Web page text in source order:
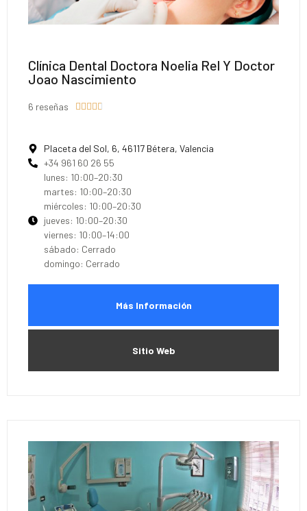
Clínica Dental Doctora Noelia Rel Y Doctor
Joao Nascimiento
6 reseñas     
Placeta del Sol, 6, 46117 Bétera, Valencia
+34 961 60 26 55
lunes: 10:00–20:30
martes: 10:00–20:30
miércoles: 10:00–20:30
jueves: 10:00–20:30
viernes: 10:00–14:00
sábado: Cerrado
domingo: Cerrado
Más Información
Sitio Web